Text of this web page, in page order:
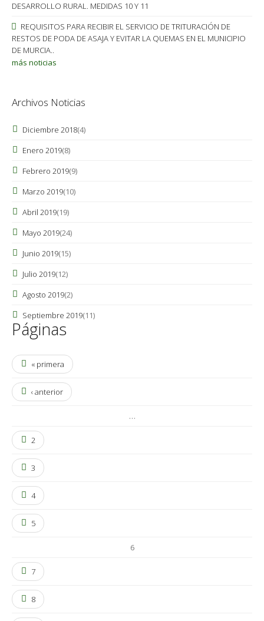
DESARROLLO RURAL. MEDIDAS 10 Y 11
REQUISITOS PARA RECIBIR EL SERVICIO DE TRITURACIÓN DE
RESTOS DE PODA DE ASAJA Y EVITAR LA QUEMAS EN EL MUNICIPIO
DE MURCIA..
más noticias
Archivos Noticias
Diciembre 2018(4)
Enero 2019(8)
Febrero 2019(9)
Marzo 2019(10)
Abril 2019(19)
Mayo 2019(24)
Junio 2019(15)
Julio 2019(12)
Agosto 2019(2)
Septiembre 2019(11)
Páginas
« primera
‹ anterior
…
2
3
4
5
6
7
8